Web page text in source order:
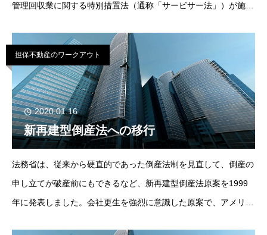
管理回収業に関する特別措置法（通称「サービサー法」）が施工
後も増え続けています。もともとサービ
担保不動産のワークアウト
2020.01.16
新再建型倒産法への移行
法務省は、従来から硬直的であった倒産法制を見直して、倒産の
申し立てが破産前にもできるなど、新再建型倒産法原案を1999
年に発表しました。会社更生を強烈に意識した原案で、アメリカ